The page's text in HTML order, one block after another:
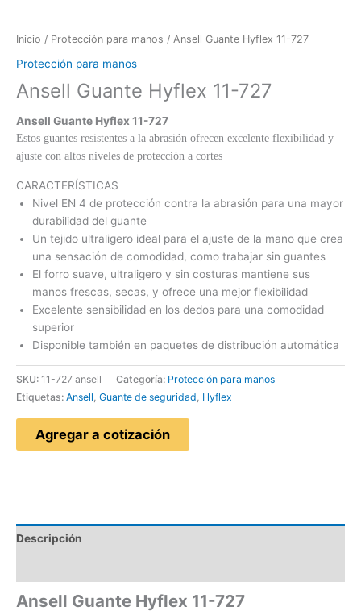
Inicio / Protección para manos / Ansell Guante Hyflex 11-727
Protección para manos
Ansell Guante Hyflex 11-727
Ansell Guante Hyflex 11-727
Estos guantes resistentes a la abrasión ofrecen excelente flexibilidad y
ajuste con altos niveles de protección a cortes
CARACTERÍSTICAS
Nivel EN 4 de protección contra la abrasión para una mayor
durabilidad del guante
Un tejido ultraligero ideal para el ajuste de la mano que crea
una sensación de comodidad, como trabajar sin guantes
El forro suave, ultraligero y sin costuras mantiene sus
manos frescas, secas, y ofrece una mejor flexibilidad
Excelente sensibilidad en los dedos para una comodidad
superior
Disponible también en paquetes de distribución automática
SKU: 11-727 ansell Categoría: Protección para manos
Etiquetas: Ansell Guante de seguridad Hyflex
Agregar a cotización
Descripción
Ansell Guante Hyflex 11-727